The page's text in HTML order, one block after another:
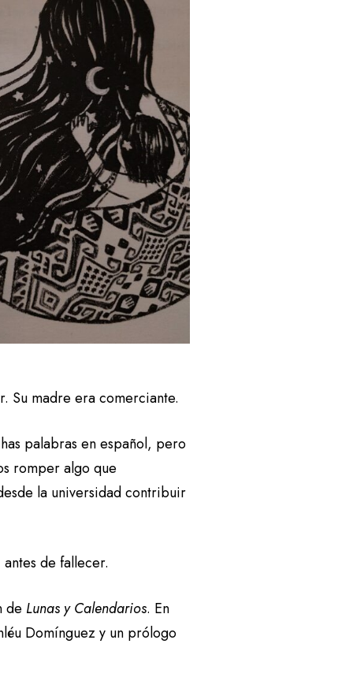
Su madre era comerciante.
palabras en español, pero
romper algo que
la universidad contribuir
de fallecer.
de Lunas y Calendarios. En
Domínguez y un prólogo